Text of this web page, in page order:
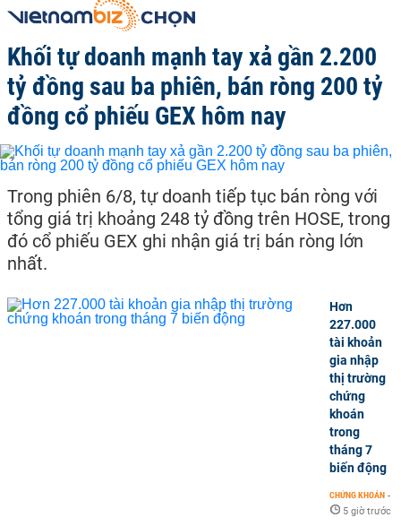
Khối tự doanh mạnh tay xả gần 2.200
tỷ đồng sau ba phiên, bán ròng 200 tỷ
đồng cổ phiếu GEX hôm nay
Trong phiên 6/8, tự doanh tiếp tục bán ròng với
tổng giá trị khoảng 248 tỷ đồng trên HOSE, trong
đó cổ phiếu GEX ghi nhận giá trị bán ròng lớn
nhất.
Hơn
227.000
tài khoản
gia nhập
thị trường
chứng
khoán
trong
tháng 7
biến động
CHỨNG KHOÁN -
5 giờ trước